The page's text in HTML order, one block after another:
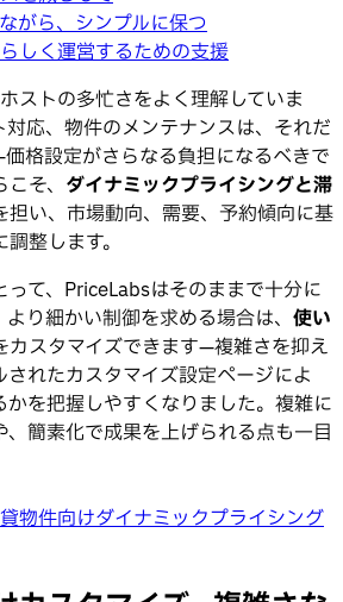
がら、シンプルに保つ
しく運営するための支援
ストの多忙さをよく理解していま
応、物件のメンテナンスは、それだ
格設定がさらなる負担になるべきで
そ、 ダイナミックプライシングと滞
担い、市場動向、需要、予約傾向に基
整します。
って、PriceLabsはそのままで十分に
り細かい制御を求める場合は、 使い
カスタマイズできます—複雑さを抑え
れたカスタマイズ設定ページによ
かを把握しやすくなりました。複雑に
簡素化で成果を上げられる点も一目
物件向けダイナミックプライシング